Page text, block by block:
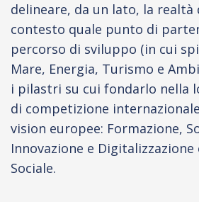
delineare, da un lato, la realtà
contesto quale punto di
percorso di sviluppo (in cui
Mare, Energia, Turismo e
i pilastri su cui fondarlo nella
di competizione
vision europee: Formazione,
Innovazione e Digitalizzazione
Sociale.